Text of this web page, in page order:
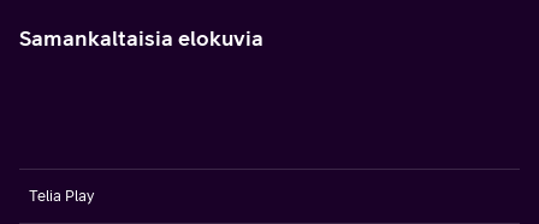
Samankaltaisia elokuvia
Telia Play